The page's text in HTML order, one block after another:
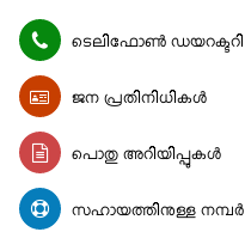
ടെലിഫോണ്‍ ഡയറക്ടറി
ജന പ്രതിനിധികള്‍
പൊതു അറിയിപ്പുകള്‍
സഹായത്തിനുള്ള നമ്പർ